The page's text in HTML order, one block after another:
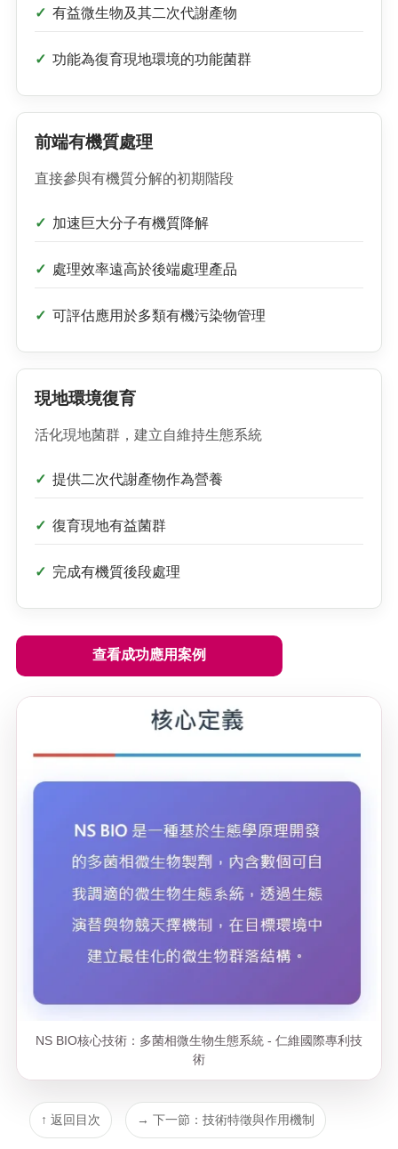
有益微生物及其二次代謝產物
功能為復育現地環境的功能菌群
前端有機質處理
直接參與有機質分解的初期階段
加速巨大分子有機質降解
處理效率遠高於後端處理產品
可評估應用於多類有機污染物管理
現地環境復育
活化現地菌群，建立自維持生態系統
提供二次代謝產物作為營養
復育現地有益菌群
完成有機質後段處理
查看成功應用案例
NS BIO核心技術：多菌相微生物生態系統 - 仁維國際專利技
術
↑ 返回目次 → 下一節：技術特徵與作用機制